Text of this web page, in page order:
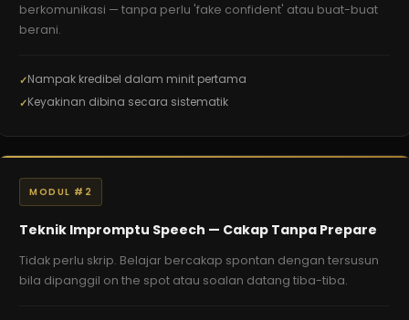
berkomunikasi — tanpa perlu 'fake confident' atau buat-buat
berani.
Nampak kredibel dalam minit pertama
Keyakinan dibina secara sistematik
MODUL #2
Teknik Impromptu Speech — Cakap Tanpa Prepare
Tidak perlu skrip. Belajar bercakap spontan dengan tersusun
bila dipanggil on the spot atau soalan datang tiba-tiba.